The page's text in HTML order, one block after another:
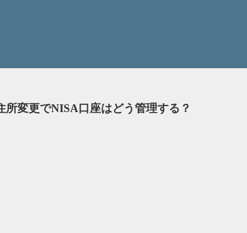
変更でNISA口座はどう管理する？